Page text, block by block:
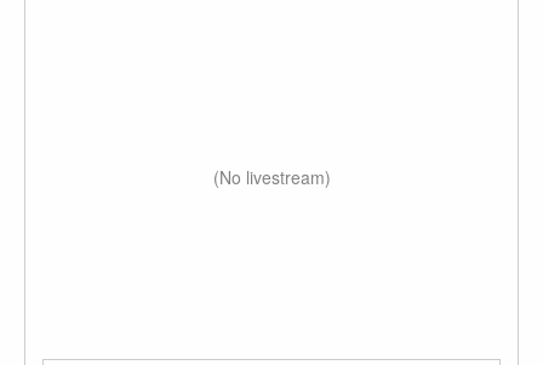
(No livestream)